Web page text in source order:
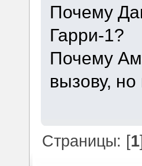
Почему
Гарри-1?
Почему
вызову,
Страницы: [1